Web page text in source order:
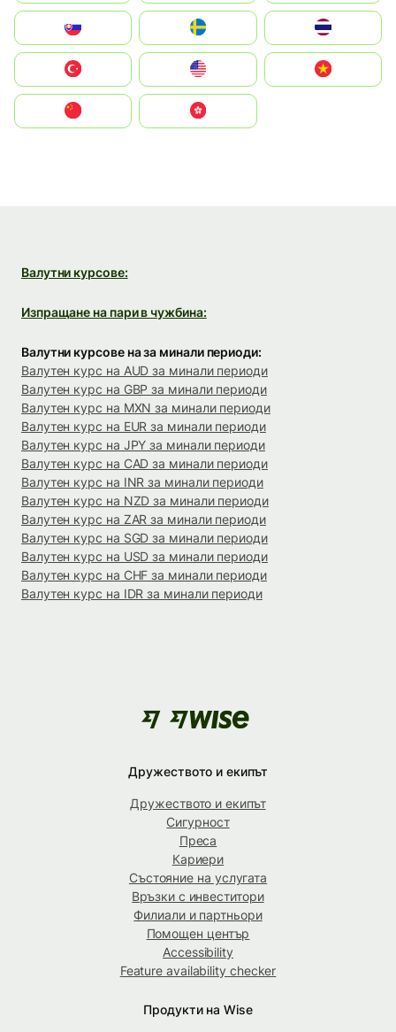
United States
中國香港特別行政區
Валутни курсове:
Изпращане на пари в чужбина:
Валутни курсове на за минали периоди:
Валутен курс на AUD за минали периоди
Валутен курс на GBP за минали периоди
Валутен курс на MXN за минали периоди
Валутен курс на EUR за минали периоди
Валутен курс на JPY за минали периоди
Валутен курс на CAD за минали периоди
Валутен курс на INR за минали периоди
Валутен курс на NZD за минали периоди
Валутен курс на ZAR за минали периоди
Валутен курс на SGD за минали периоди
Валутен курс на USD за минали периоди
Валутен курс на CHF за минали периоди
Валутен курс на IDR за минали периоди
Дружеството и екипът
Дружеството и екипът
Сигурност
Преса
Кариери
Състояние на услугата
Връзки с инвеститори
Филиали и партньори
Помощен център
Accessibility
Feature availability checker
Продукти на Wise